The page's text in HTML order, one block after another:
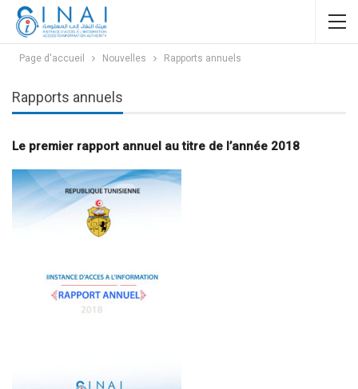
Page d'accueil Nouvelles Rapports annuels
Rapports annuels
Le premier rapport annuel au titre de l’année 2018